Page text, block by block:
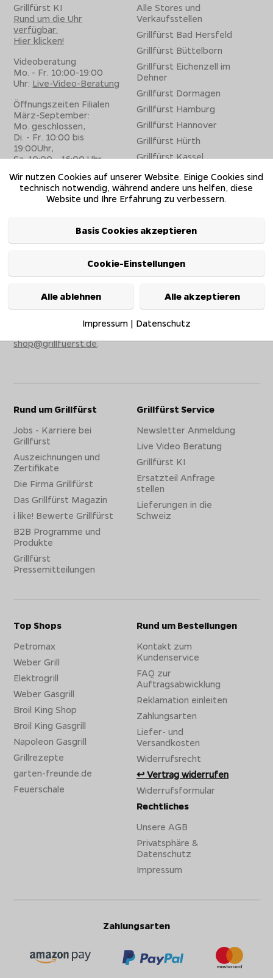
Grillfürst KI
Rund um die Uhr
verfügbar:
Hier klicken!
Videoberatung
Mo. - Fr. 10:00-19:00
Uhr: Live-Video-Beratung
Öffnungszeiten Filialen
März-September:
Mo. geschlossen,
Di. - Fr. 10:00 bis
19:00Uhr,
Sa. 10:00 - 16:00 Uhr
Mo. geschlossen,
Di. - Fr. 10:00 bis
18:00Uhr,
Napoleon Support
Rund um die Uhr
Kundenservice
Mo. - Sa. 08:30 - 18:00
oder
shop@grillfuerst.de.
Alle Stores und
Verkaufsstellen
Grillfürst Bad Hersfeld
Grillfürst Büttelborn
Grillfürst Eichenzell im
Dehner
Grillfürst Dormagen
Grillfürst Hamburg
Grillfürst Hannover
Grillfürst Hürth
Grillfürst Kassel
Grillfürst Luzern
Grillfürst München
Grillfürst Osnabrück
Grillfürst Singen
Rund um Grillfürst
Jobs - Karriere bei
Grillfürst
Auszeichnungen und
Zertifikate
Die Firma Grillfürst
Das Grillfürst Magazin
i like! Bewerte Grillfürst
B2B Programme und
Produkte
Grillfürst
Pressemitteilungen
Grillfürst Service
Newsletter Anmeldung
Live Video Beratung
Grillfürst KI
Ersatzteil Anfrage
stellen
Lieferungen in die
Schweiz
Top Shops
Petromax
Weber Grill
Elektrogrill
Weber Gasgrill
Broil King Shop
Broil King Gasgrill
Napoleon Gasgrill
Grillrezepte
garten-freunde.de
Feuerschale
Rund um Bestellungen
Kontakt zum
Kundenservice
FAQ zur
Auftragsabwicklung
Reklamation einleiten
Zahlungsarten
Liefer- und
Versandkosten
Widerrufsrecht
Vertrag widerrufen
Widerrufsformular
Rechtliches
Unsere AGB
Privatsphäre &
Datenschutz
Impressum
Zahlungsarten
Wir nutzen Cookies auf unserer Website. Einige Cookies sind
technisch notwendig, während andere uns helfen, diese
Website und Ihre Erfahrung zu verbessern.
Basis Cookies akzeptieren
Cookie-Einstellungen
Alle ablehnen Alle akzeptieren
Impressum| Datenschutz